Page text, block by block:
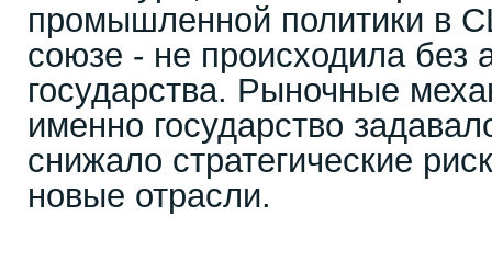
промышленной политики в
союзе - не происходила без
государства. Рыночные
именно государство
снижало стратегические
новые отрасли.